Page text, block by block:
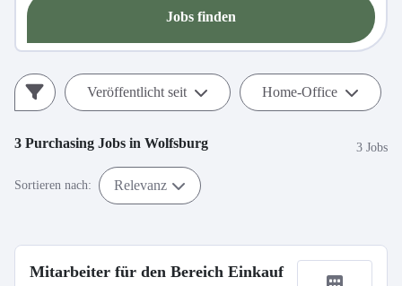
Jobs finden
Veröffentlicht seit Home-Office
3 Purchasing Jobs in Wolfsburg 3 Jobs
Sortieren nach: Relevanz
Mitarbeiter für den Bereich Einkauf